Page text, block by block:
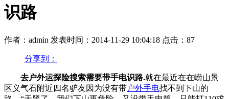
识路
作者：admin 发表时间：2014-11-29 10:04:18 点击：87
分享到：
去户外运探险搜索需要带手电识路.就在最近在在崂山景
区义气石附近四名驴友因为没有带户外手电找不到下山的